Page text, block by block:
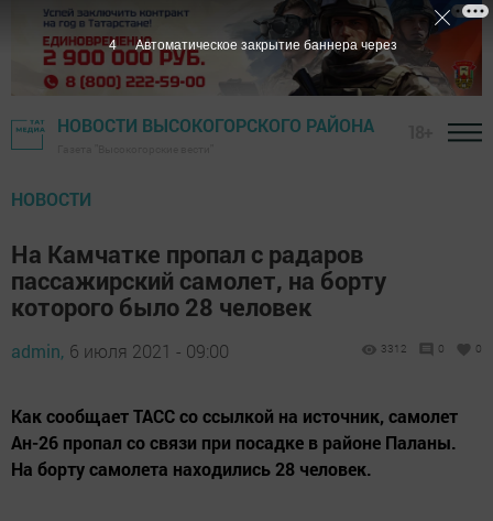
НОВОСТИ ВЫСОКОГОРСКОГО РАЙОНА
НОВОСТИ
На Камчатке пропал с радаров
пассажирский самолет, на борту
которого было 28 человек
admin, 6 июля 2021 - 09:00 3312 0 0
Как сообщает ТАСС со ссылкой на источник, самолет
Ан-26 пропал со связи при посадке в районе Паланы.
На борту самолета находились 28 человек.
3 Автоматическое закрытие баннера через